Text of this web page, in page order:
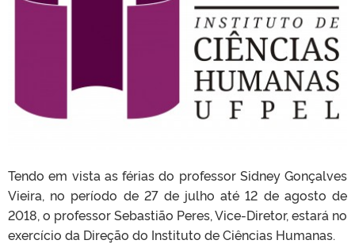
Tendo em vista as férias do professor Sidney Gonçalves
Vieira, no período de 27 de julho até 12 de agosto de
2018, o professor Sebastião Peres, Vice-Diretor, estará no
exercício da Direção do Instituto de Ciências Humanas.